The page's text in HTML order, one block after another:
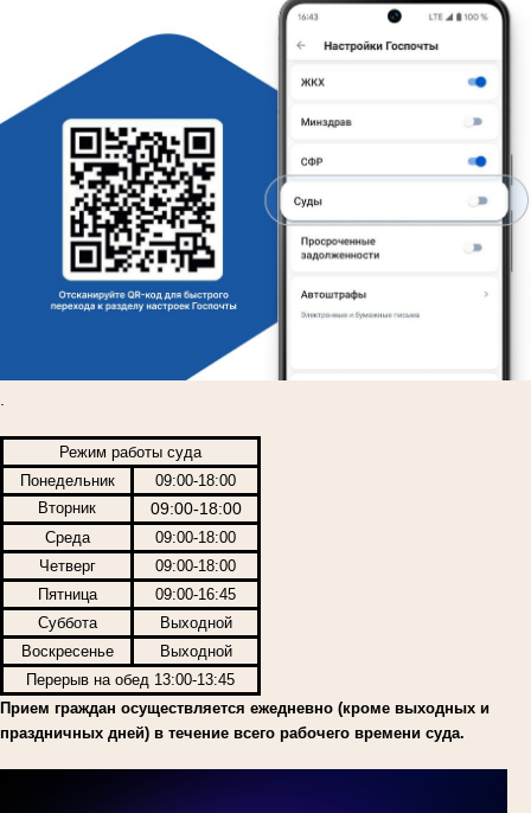
Режим работы суда
Понедельник
09:00-18:00
Вторник
09:00-18:00
Среда
09:00-18:00
Четверг
09:00-18:00
Пятница
09:00-16:45
Суббота
Выходной
Воскресенье
Выходной
Перерыв на обед 13:00-13:45
Прием граждан осуществляется ежедневно (кроме выходных и
праздничных дней) в течение всего рабочего времени суда.